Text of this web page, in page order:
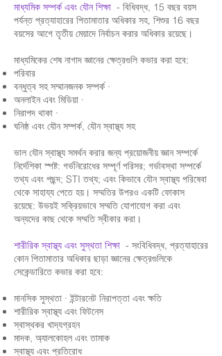
মাধ্যমিক সম্পর্ক এবং যৌন শিক্ষা - বিধিবদ্ধ, 15 বছর বয়স
পর্যন্ত প্রত্যাহারের পিতামাতার অধিকার সহ, শিশুর 16 বছর
বয়সের আগে তৃতীয় মেয়াদে নির্বাচন করার অধিকার রয়েছে।
মাধ্যমিকের শেষ নাগাদ জ্ঞানের ক্ষেত্রগুলি কভার করা হবে:
পরিবার
বন্ধুত্ব সহ সম্মানজনক সম্পর্ক ·
অনলাইন এবং মিডিয়া ·
নিরাপদ থাকা ·
ঘনিষ্ঠ এবং যৌন সম্পর্ক, যৌন স্বাস্থ্য সহ
ভাল যৌন স্বাস্থ্য সমর্থন করার জন্য প্রয়োজনীয় জ্ঞান সম্পর্কে
নির্দেশিকা স্পষ্ট: গর্ভনিরোধের সম্পূর্ণ পরিসর; গর্ভাবস্থা সম্পর্কে
তথ্য এবং পছন্দ; STI তথ্য; এবং কিভাবে যৌন স্বাস্থ্য পরিষেবা
থেকে সাহায্য পেতে হয়। সম্মতির উপরও একটি ফোকাস
রয়েছে: উভয়ই সক্রিয়ভাবে সম্মতি যোগাযোগ করা এবং
অন্যদের কাছ থেকে সম্মতি স্বীকার করা।
শারীরিক স্বাস্থ্য এবং সুস্থতা শিক্ষা - সংবিধিবদ্ধ, প্রত্যাহারের
কোন পিতামাতার অধিকার ছাড়া জ্ঞানের ক্ষেত্রগুলিকে
সেকেন্ডারিতে কভার করা হবে:
মানসিক সুস্থতা · ইন্টারনেট নিরাপত্তা এবং ক্ষতি
শারীরিক স্বাস্থ্য এবং ফিটনেস
স্বাস্থকর খাদ্যগ্রহন
মাদক, অ্যালকোহল এবং তামাক
স্বাস্থ্য এবং প্রতিরোধ